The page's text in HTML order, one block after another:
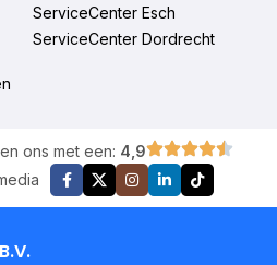
ServiceCenter Esch
ServiceCenter Dordrecht
ons met een: 4,9